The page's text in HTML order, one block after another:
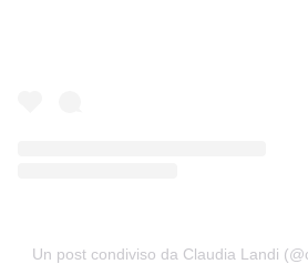
Un post condiviso da Claudia Landi